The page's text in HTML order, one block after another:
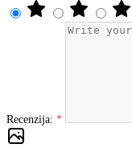
Recenzija: